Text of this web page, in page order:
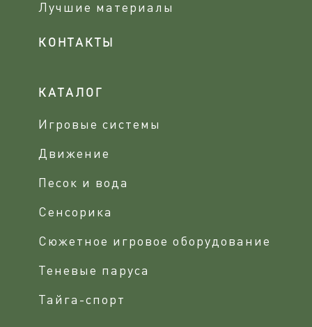
Лучшие материалы
КОНТАКТЫ
КАТАЛОГ
Игровые системы
Движение
Песок и вода
Сенсорика
Сюжетное игровое оборудование
Теневые паруса
Тайга-спорт